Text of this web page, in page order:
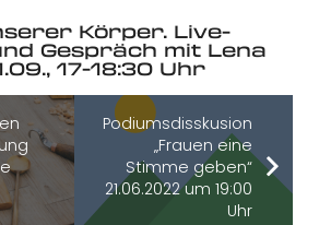
Körper. Live-
Gespräch mit Lena
17-18:30 Uhr
Podiumsdisskusion
„Frauen eine
Stimme geben“
21.06.2022 um 19:00
Uhr